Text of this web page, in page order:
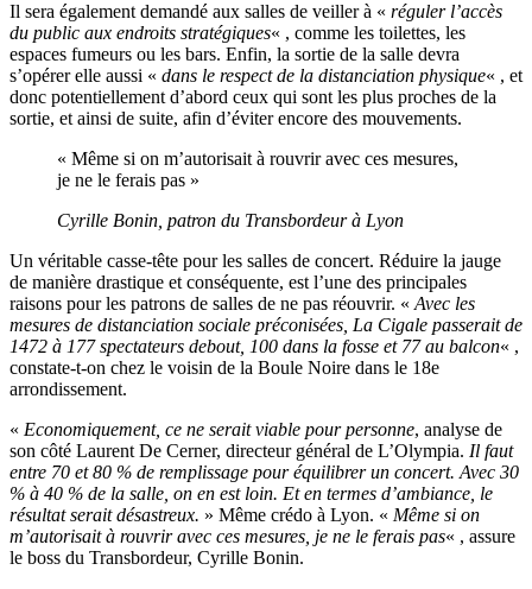
Il sera également demandé aux salles de veiller à « réguler l’accès
du public aux endroits stratégiques« , comme les toilettes, les
espaces fumeurs ou les bars. Enfin, la sortie de la salle devra
s’opérer elle aussi « dans le respect de la distanciation physique« , et
donc potentiellement d’abord ceux qui sont les plus proches de la
sortie, et ainsi de suite, afin d’éviter encore des mouvements.
« Même si on m’autorisait à rouvrir avec ces mesures,
je ne le ferais pas »
Cyrille Bonin, patron du Transbordeur à Lyon
Un véritable casse-tête pour les salles de concert. Réduire la jauge
de manière drastique et conséquente, est l’une des principales
raisons pour les patrons de salles de ne pas réouvrir. « Avec les
mesures de distanciation sociale préconisées, La Cigale passerait de
1472 à 177 spectateurs debout, 100 dans la fosse et 77 au balcon« ,
constate-t-on chez le voisin de la Boule Noire dans le 18e
arrondissement.
« Economiquement, ce ne serait viable pour personne, analyse de
son côté Laurent De Cerner, directeur général de L’Olympia. Il faut
entre 70 et 80 % de remplissage pour équilibrer un concert. Avec 30
% à 40 % de la salle, on en est loin. Et en termes d’ambiance, le
résultat serait désastreux. » Même crédo à Lyon. « Même si on
m’autorisait à rouvrir avec ces mesures, je ne le ferais pas« , assure
le boss du Transbordeur, Cyrille Bonin.